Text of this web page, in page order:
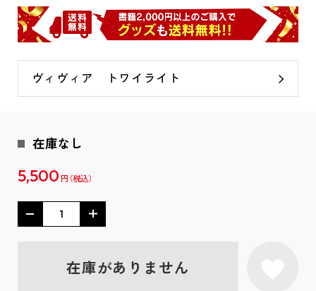
ヴィヴィア トワイライト
在庫なし
5,500 円
在庫がありません